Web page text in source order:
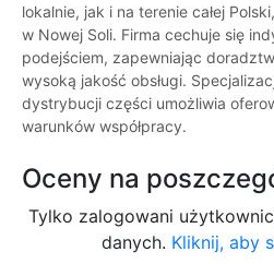
lokalnie, jak i na terenie całej
w Nowej Soli. Firma cechuje się
podejściem, zapewniając
wysoką jakość obsługi.
dystrybucji części umożliwia
warunków współpracy.
Oceny na
Tylko zalogowani
danych. Kliknij, aby